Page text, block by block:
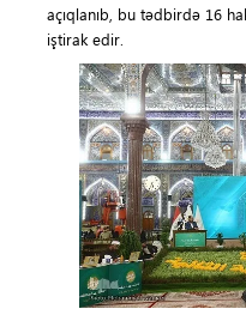
açıqlanıb, bu tədbirdə 16
iştirak edir.